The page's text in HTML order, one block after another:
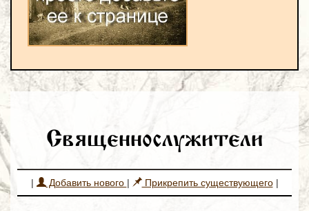
Священнослужители
| Добавить нового | Прикрепить существующего|